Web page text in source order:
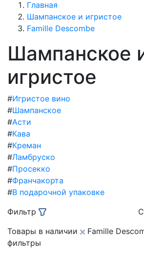
Главная
Шампанское и игристое
Famille Descombe
Шампанское
игристое
#Игристое вино
#Шампанское
#Асти
#Кава
#Креман
#Ламбруско
#Просекко
#Франчакорта
#В подарочной упаковке
Фильтр
Товары в наличии
Famille
фильтры